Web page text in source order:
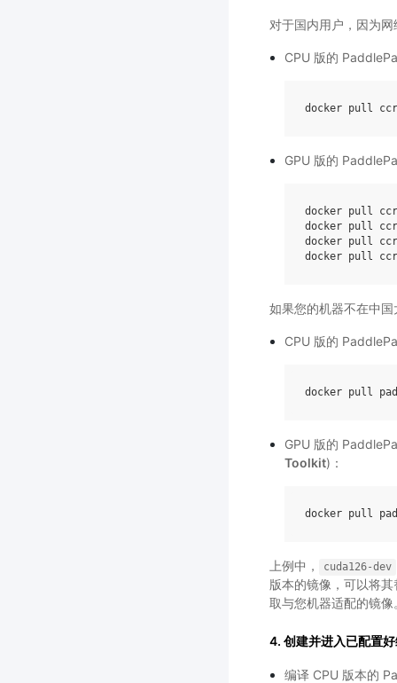
对于国内用户，因为
CPU 版的
docker pull ccr
GPU 版的
docker pull
ccr
docker pull
ccr
docker pull
ccr
docker pull ccr
如果您的机器不在中
CPU 版的
docker pull
GPU 版的
Toolkit)：
docker pull
上例中， cuda126-dev
版本的镜像，可以将
取与您机器适配的镜像
4. 创建并进入已配置
编译 CPU 版本的